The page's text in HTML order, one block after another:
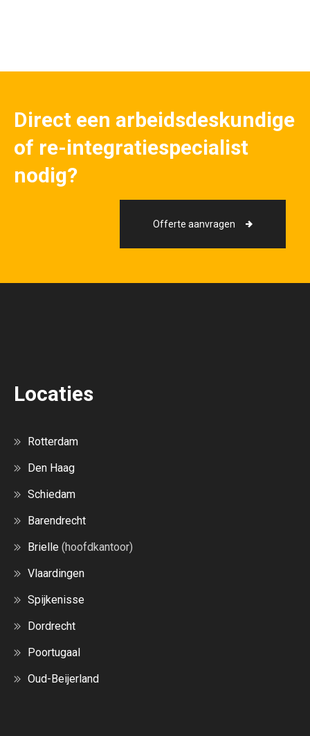
Direct een arbeidsdeskundige
of re-integratiespecialist
nodig?
Offerte aanvragen
Locaties
Rotterdam
Den Haag
Schiedam
Barendrecht
Brielle (hoofdkantoor)
Vlaardingen
Spijkenisse
Dordrecht
Poortugaal
Oud-Beijerland